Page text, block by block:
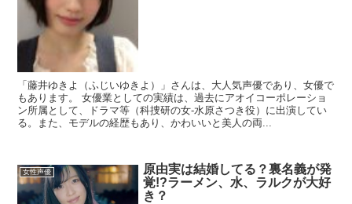
「藤井ゆきよ（ふじいゆきよ）」さんは、大人気声優であり、女優で
もあります。 女優業としての実績は、過去にアオイコーポレーショ
ン所属として、ドラマ等（科捜研の女-水原さつき役）に出演してい
る。また、モデルの経歴もあり、かわいいと美人の両...
女性声優
原由実は結婚してる？裏名義が発
覚!?ラーメン、水、ラルクが大好
き？